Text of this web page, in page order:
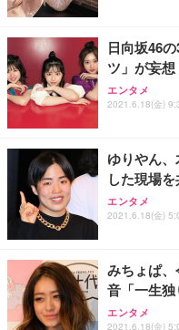
日向坂46
ツ」が妄想
エンタメ
2021.6.18(金)
ゆりやん
した現場
エンタメ
2021.6.18(金)
みちょぱ
音「一生独
エンタメ
2021.6.18(金)